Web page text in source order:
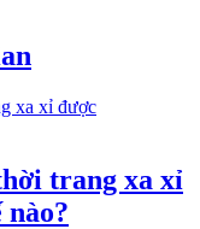
trang xa xỉ
nào?